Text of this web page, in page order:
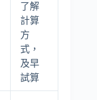
了解
計算
方
式，
及早
試算